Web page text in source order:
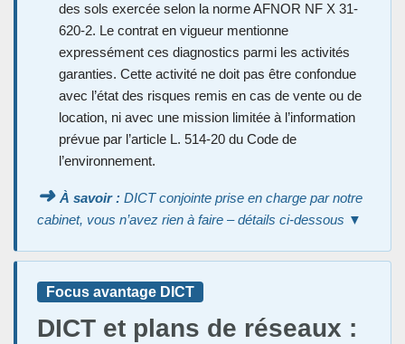
des sols exercée selon la norme AFNOR NF X 31-
620-2. Le contrat en vigueur mentionne
expressément ces diagnostics parmi les activités
garanties. Cette activité ne doit pas être confondue
avec l’état des risques remis en cas de vente ou de
location, ni avec une mission limitée à l’information
prévue par l’article L. 514-20 du Code de
l’environnement.
➜ À savoir : DICT conjointe prise en charge par notre
cabinet, vous n’avez rien à faire – détails ci-dessous ▼
Focus avantage DICT
DICT et plans de réseaux :